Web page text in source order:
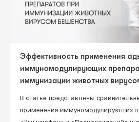
Эффективность применения
иммуномодулирующих
иммунизации животных
В статье представлены
применения иммуномодулирующих